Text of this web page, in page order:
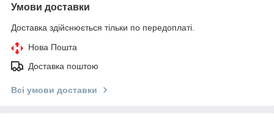
Умови доставки
Доставка здійснюється тільки по передоплаті.
Нова Пошта
Доставка поштою
Всі умови доставки